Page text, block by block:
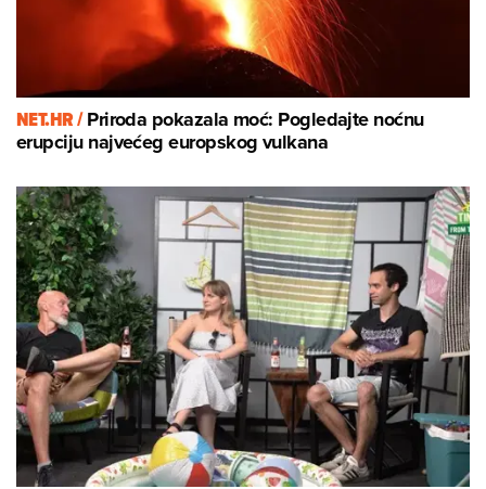
NET.HR /Priroda pokazala moć: Pogledajte noćnu
erupciju najvećeg europskog vulkana